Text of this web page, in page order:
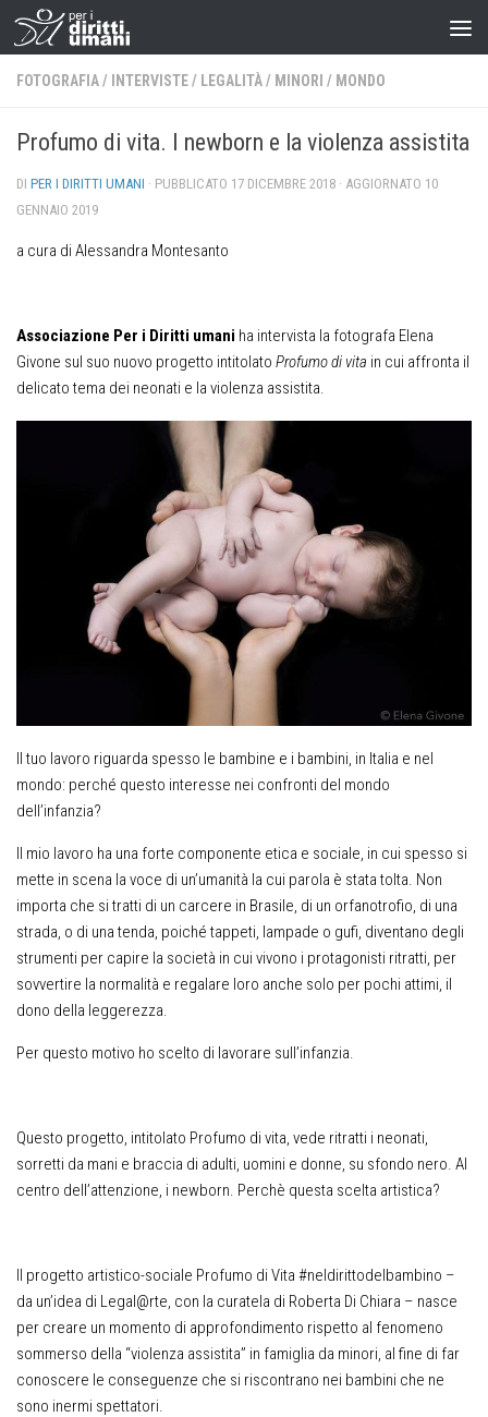
FOTOGRAFIA/ INTERVISTE/ LEGALITÀ/ MINORI / MONDO
Profumo di vita. I newborn e la violenza assistita
DI PER I DIRITTI UMANI · PUBBLICATO 17 DICEMBRE 2018 · AGGIORNATO 10
GENNAIO 2019
a cura di Alessandra Montesanto
Associazione Per i Diritti umani ha intervista la fotografa Elena
Givone sul suo nuovo progetto intitolato Profumo di vita in cui affronta il
delicato tema dei neonati e la violenza assistita.
Il tuo lavoro riguarda spesso le bambine e i bambini, in Italia e nel
mondo: perché questo interesse nei confronti del mondo
dell’infanzia?
Il mio lavoro ha una forte componente etica e sociale, in cui spesso si
mette in scena la voce di un’umanità la cui parola è stata tolta. Non
importa che si tratti di un carcere in Brasile, di un orfanotrofio, di una
strada, o di una tenda, poiché tappeti, lampade o gufi, diventano degli
strumenti per capire la società in cui vivono i protagonisti ritratti, per
sovvertire la normalità e regalare loro anche solo per pochi attimi, il
dono della leggerezza.
Per questo motivo ho scelto di lavorare sull’infanzia.
Questo progetto, intitolato Profumo di vita, vede ritratti i neonati,
sorretti da mani e braccia di adulti, uomini e donne, su sfondo nero. Al
centro dell’attenzione, i newborn. Perchè questa scelta artistica?
Il progetto artistico-sociale Profumo di Vita #neldirittodelbambino –
da un’idea di Legal@rte, con la curatela di Roberta Di Chiara – nasce
per creare un momento di approfondimento rispetto al fenomeno
sommerso della “violenza assistita” in famiglia da minori, al fine di far
conoscere le conseguenze che si riscontrano nei bambini che ne
sono inermi spettatori.